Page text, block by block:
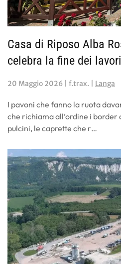
Casa di Riposo Alba
celebra la fine dei lavori
20 Maggio 2026 | f.trax. | Langa
I pavoni che fanno la ruota
che richiama all’ordine i
pulcini, le caprette che r…